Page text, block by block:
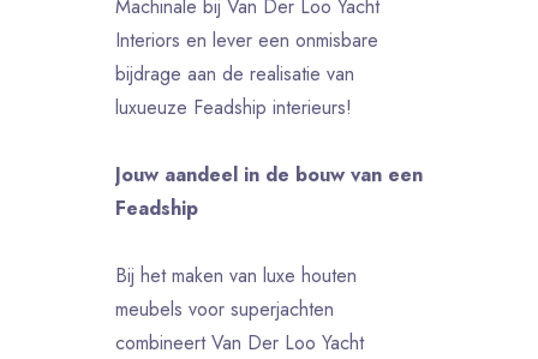
Machinale bij Van Der Loo Yacht
Interiors en lever een onmisbare
bijdrage aan de realisatie van
luxueuze Feadship interieurs!
Jouw aandeel in de bouw van een
Feadship
Bij het maken van luxe houten
meubels voor superjachten
combineert Van Der Loo Yacht